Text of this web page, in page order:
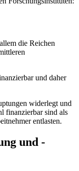
die Reichen
und daher
widerlegt und
finanzierbar sind als
entlasten.
und -